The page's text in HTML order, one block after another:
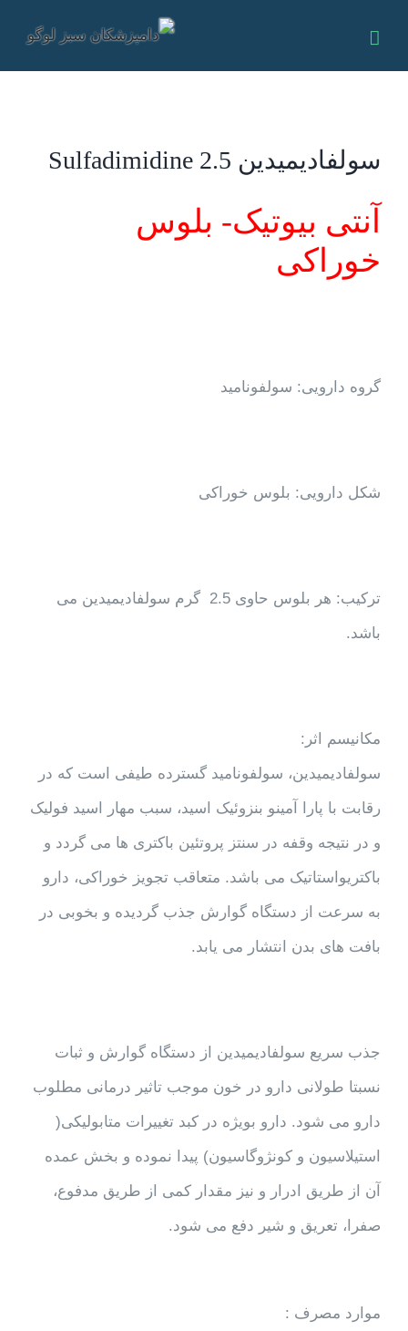
سولفادیمیدین Sulfadimidine 2.5
آنتی بیوتیک- بلوس
خوراکی
گروه دارویی: سولفونامید
شکل دارویی: بلوس خوراکی
ترکیب: هر بلوس حاوی 2.5 گرم سولفادیمیدین می
باشد.
مکانیسم اثر:
سولفادیمیدین، سولفونامید گسترده طیفی است که در
رقابت با پارا آمینو بنزوئیک اسید، سبب مهار اسید فولیک
و در نتیجه وقفه در سنتز پروتئین باکتری ها می گردد و
باکتریواستاتیک می باشد. متعاقب تجویز خوراکی، دارو
به سرعت از دستگاه گوارش جذب گردیده و بخوبی در
بافت های بدن انتشار می یابد.
جذب سریع سولفادیمیدین از دستگاه گوارش و ثبات
نسبتا طولانی دارو در خون موجب تاثیر درمانی مطلوب
دارو می شود. دارو بویژه در کبد تغییرات متابولیکی(
استیلاسیون و کونژوگاسیون) پیدا نموده و بخش عمده
آن از طریق ادرار و نیز مقدار کمی از طریق مدفوع،
صفرا، تعریق و شیر دفع می شود.
موارد مصرف :